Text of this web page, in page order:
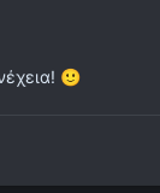
🙂